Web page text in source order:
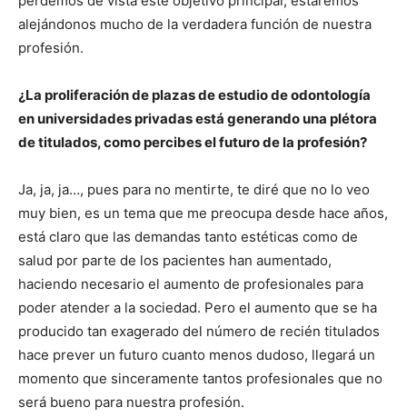
alejándonos mucho de la verdadera función de nuestra
profesión.
¿La proliferación de plazas de estudio de odontología
en universidades privadas está generando una plétora
de titulados, como percibes el futuro de la profesión?
Ja, ja, ja…, pues para no mentirte, te diré que no lo veo
muy bien, es un tema que me preocupa desde hace años,
está claro que las demandas tanto estéticas como de
salud por parte de los pacientes han aumentado,
haciendo necesario el aumento de profesionales para
poder atender a la sociedad. Pero el aumento que se ha
producido tan exagerado del número de recién titulados
hace prever un futuro cuanto menos dudoso, llegará un
momento que sinceramente tantos profesionales que no
será bueno para nuestra profesión.